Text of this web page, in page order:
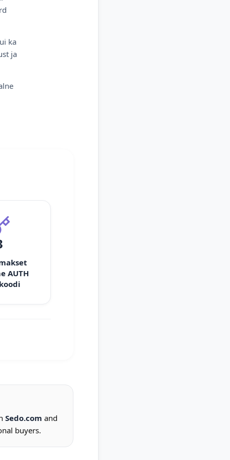
ka
ja
AUTH
Sedo.com and
buyers.